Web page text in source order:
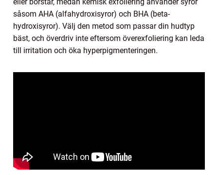
såsom AHA (alfahydroxisyror) och BHA (beta-
hydroxisyror). Välj den metod som passar din hudtyp
bäst, och överdriv inte eftersom överexfoliering kan leda
till irritation och öka hyperpigmenteringen.